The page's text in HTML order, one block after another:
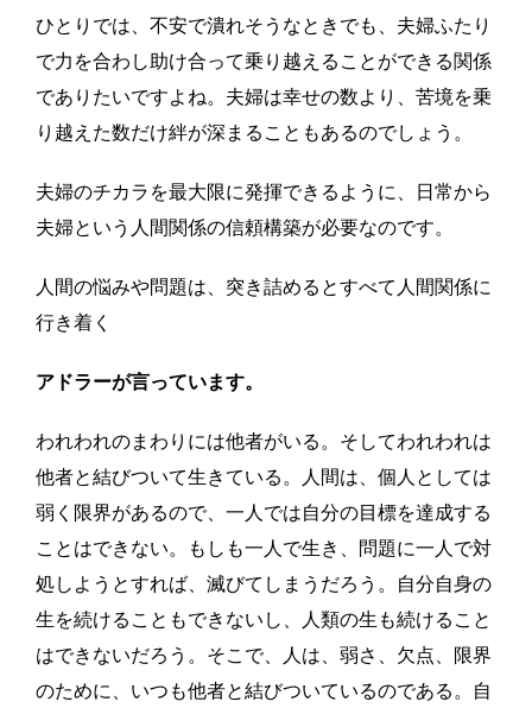
ひとりでは、不安で潰れそうなときでも、夫婦ふたり
で力を合わし助け合って乗り越えることができる関係
でありたいですよね。夫婦は幸せの数より、苦境を乗
り越えた数だけ絆が深まることもあるのでしょう。
夫婦のチカラを最大限に発揮できるように、日常から
夫婦という人間関係の信頼構築が必要なのです。
人間の悩みや問題は、突き詰めるとすべて人間関係に
行き着く
アドラーが言っています。
われわれのまわりには他者がいる。そしてわれわれは
他者と結びついて生きている。人間は、個人としては
弱く限界があるので、一人では自分の目標を達成する
ことはできない。もしも一人で生き、問題に一人で対
処しようとすれば、滅びてしまうだろう。自分自身の
生を続けることもできないし、人類の生も続けること
はできないだろう。そこで、人は、弱さ、欠点、限界
のために、いつも他者と結びついているのである。自